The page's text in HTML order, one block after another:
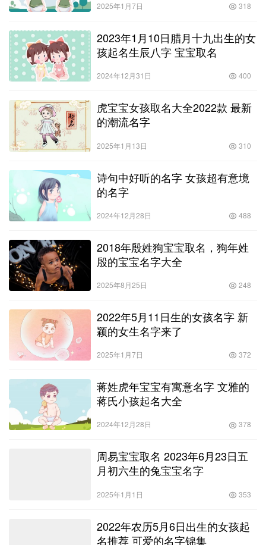
2025年1月7日 318
2023年1月10日腊月十九出生的女
孩起名生辰八字 宝宝取名
2024年12月31日 400
虎宝宝女孩取名大全2022款 最新
的潮流名字
2025年1月13日 310
诗句中好听的名字 女孩超有意境
的名字
2024年12月28日 488
2018年殷姓狗宝宝取名，狗年姓
殷的宝宝名字大全
2025年8月25日 248
2022年5月11日生的女孩名字 新
颖的女生名字来了
2025年1月7日 372
蒋姓虎年宝宝有寓意名字 文雅的
蒋氏小孩起名大全
2024年12月28日 378
周易宝宝取名 2023年6月23日五
月初六生的兔宝宝名字
2025年1月1日 353
2022年农历5月6日出生的女孩起
名推荐 可爱的名字锦集